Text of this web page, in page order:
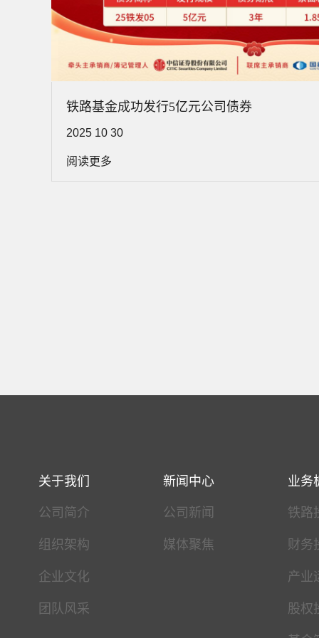
铁路基金成功发行5亿元公司债券
2025 10 30
阅读更多
关于我们
公司简介
组织架构
企业文化
团队风采
新闻中心
公司新闻
媒体聚焦
业务
铁路
财务
产业
股权